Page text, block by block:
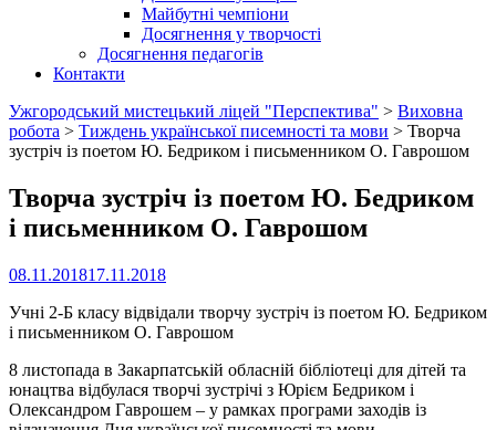
Майбутні чемпіони
Досягнення у творчості
Досягнення педагогів
Контакти
Ужгородський мистецький ліцей "Перспектива" > Виховна
робота > Тиждень української писемності та мови > Творча
зустріч із поетом Ю. Бедриком і письменником О. Гаврошом
Творча зустріч із поетом Ю. Бедриком
і письменником О. Гаврошом
08.11.201817.11.2018
Учні 2-Б класу відвідали творчу зустріч із поетом Ю. Бедриком
і письменником О. Гаврошом
8 листопада в Закарпатській обласній бібліотеці для дітей та
юнацтва відбулася творчі зустрічі з Юрієм Бедриком і
Олександром Гаврошем – у рамках програми заходів із